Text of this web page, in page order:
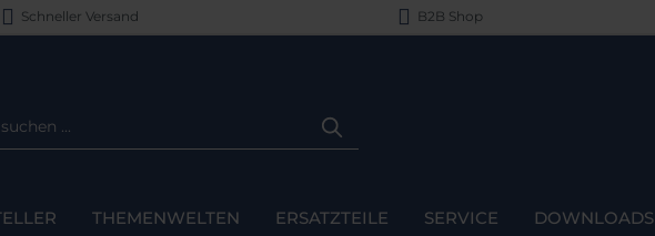
Schneller Versand B2B Shop
THEMENWELTEN ERSATZTEILE SERVICE DOWNLOADS